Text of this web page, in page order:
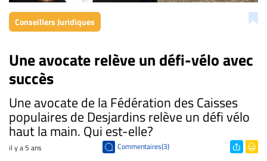
Conseillers Juridiques
Une avocate relève un défi-vélo avec
succès
Une avocate de la Fédération des Caisses
populaires de Desjardins relève un défi vélo
haut la main. Qui est-elle?
il y a 5 ans Commentaires(3)